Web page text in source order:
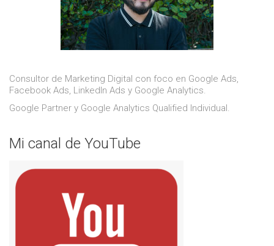
Consultor de Marketing Digital con foco en Google Ads,
Facebook Ads, LinkedIn Ads y Google Analytics.
Google Partner y Google Analytics Qualified Individual.
Mi canal de YouTube